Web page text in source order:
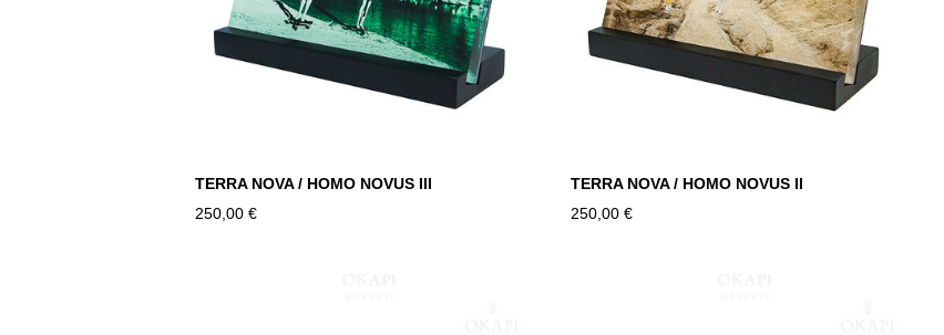
TERRA NOVA / HOMO NOVUS III
250,00 €
TERRA NOVA / HOMO NOVUS II
250,00 €